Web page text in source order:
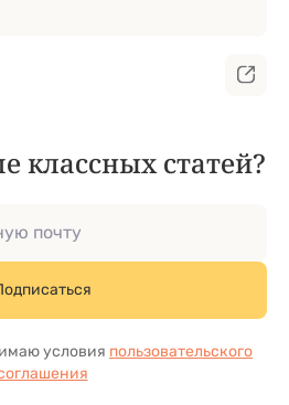
классных статей?
условия пользовательского